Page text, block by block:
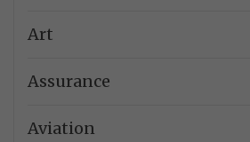
Art
Assurance
Aviation